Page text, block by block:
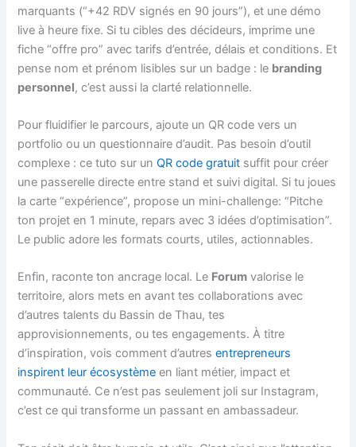
marquants (“+42 RDV signés en 90 jours”), et une démo
live à heure fixe. Si tu cibles des décideurs, imprime une
fiche “offre pro” avec tarifs d’entrée, délais et conditions. Et
pense nom et prénom lisibles sur un badge : le branding
personnel, c’est aussi la clarté relationnelle.
Pour fluidifier le parcours, ajoute un QR code vers un
portfolio ou un questionnaire d’audit. Pas besoin d’outil
complexe : ce tuto sur unQR code gratuit suffit pour créer
une passerelle directe entre stand et suivi digital. Si tu joues
la carte “expérience”, propose un mini-challenge: “Pitche
ton projet en 1 minute, repars avec 3 idées d’optimisation”.
Le public adore les formats courts, utiles, actionnables.
Enfin, raconte ton ancrage local. Le Forum valorise le
territoire, alors mets en avant tes collaborations avec
d’autres talents du Bassin de Thau, tes
approvisionnements, ou tes engagements. À titre
d’inspiration, vois comment d’autresentrepreneurs
inspirent leur écosystème en liant métier, impact et
communauté. Ce n’est pas seulement joli sur Instagram,
c’est ce qui transforme un passant en ambassadeur.